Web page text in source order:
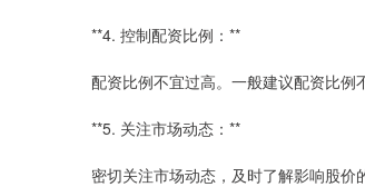
**4. 控制配资比例：**
配资比例不宜过高。一般建议配资比例
**5. 关注市场动态：**
密切关注市场动态，及时了解影响股价